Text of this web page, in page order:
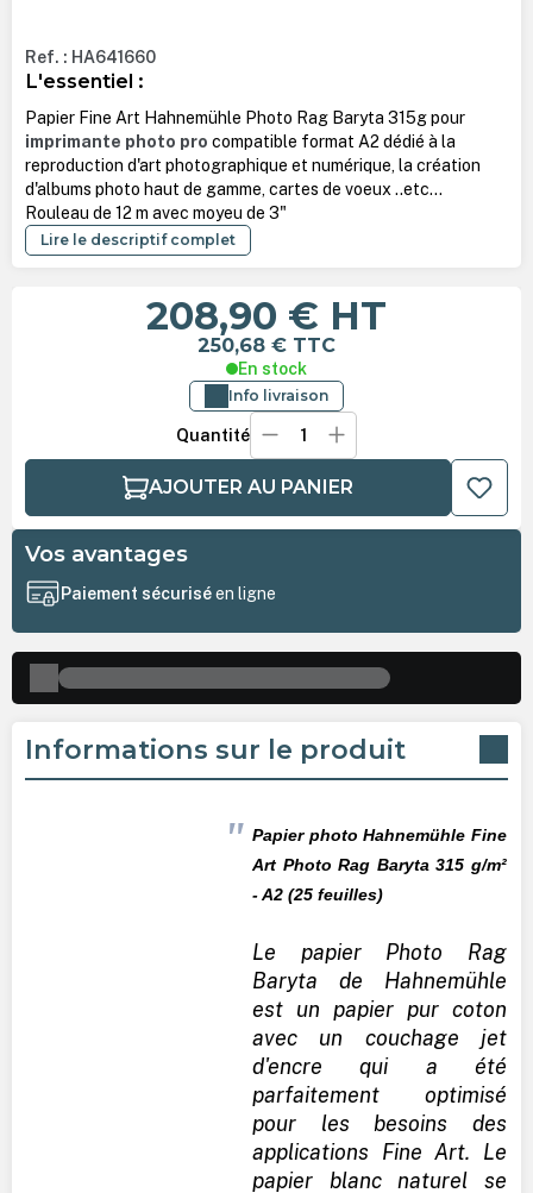
Ref. : HA641660
L'essentiel :
Papier Fine Art Hahnemühle Photo Rag Baryta 315g pour
imprimante photo pro compatible format A2 dédié à la
reproduction d'art photographique et numérique, la création
d'albums photo haut de gamme, cartes de voeux ..etc...
Rouleau de 12 m avec moyeu de 3"
Lire le descriptif complet
208,90 € HT
250,68 € TTC
En stock
Info livraison
Quantité
AJOUTER AU PANIER
Vos avantages
Paiement sécuriséen ligne
Informations sur le produit
Papier photo Hahnemühle Fine
Art Photo Rag Baryta 315 g/m²
- A2 (25 feuilles)
Le papier Photo Rag
Baryta de Hahnemühle
est un papier pur coton
avec un couchage jet
d'encre qui a été
parfaitement optimisé
pour les besoins des
applications Fine Art. Le
papier blanc naturel se